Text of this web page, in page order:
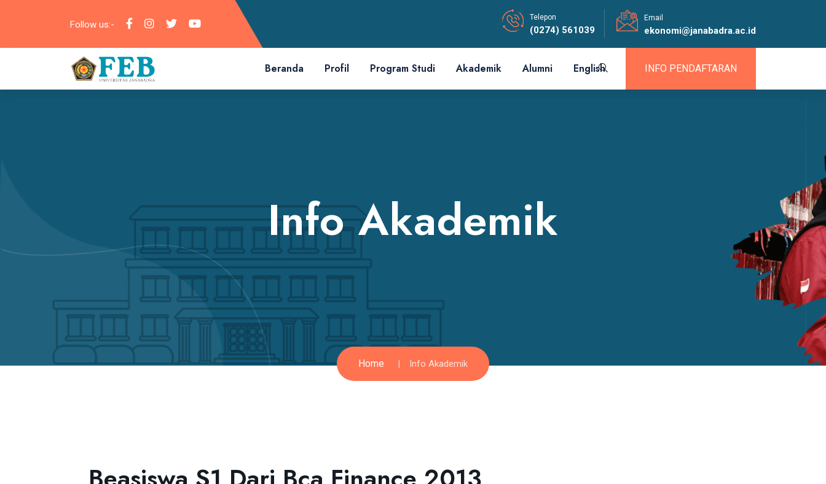
Follow us:-
Telepon
(0274) 561039
Email
ekonomi@janabadra.ac.id
Beranda Profil Program Studi Akademik Alumni English INFO PENDAFTARAN
Info Akademik
Home Info Akademik